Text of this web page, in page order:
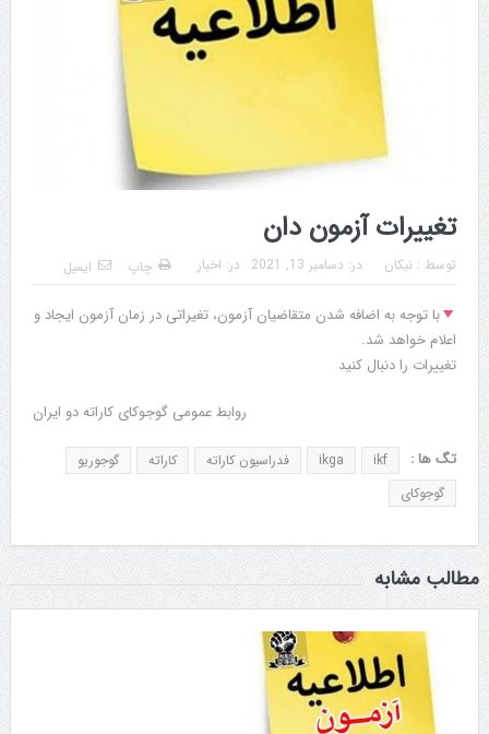
تغییرات آزمون دان
توسط : نیکان در: دسامبر 13, 2021 در: اخبار چاپ ایمیل
با توجه به اضافه شدن متقاضیان آزمون، تغیراتی در زمان آزمون ایجاد و
اعلام خواهد شد.
تغییرات را دنبال کنید
روابط عمومی گوجوکای کاراته دو ایران
تگ ها : ikf
ikga فدراسیون کاراته کاراته
گوجوریو
گوجوکای
مطالب مشابه